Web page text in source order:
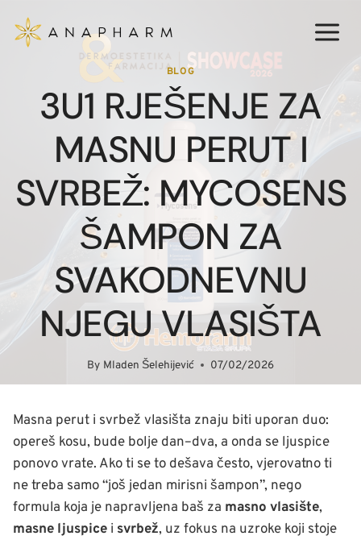
content
BLOG
3U1 RJEŠENJE ZA
MASNU PERUT I
SVRBEŽ: MYCOSENS
ŠAMPON ZA
SVAKODNEVNU
NJEGU VLASIŠTA
By Mladen Šelehijević 07/02/2026
Masna perut i svrbež vlasišta znaju biti uporan duo:
opereš kosu, bude bolje dan–dva, a onda se ljuspice
ponovo vrate. Ako ti se to dešava često, vjerovatno ti
ne treba samo “još jedan mirisni šampon”, nego
formula koja je napravljena baš za masno vlasište,
masne ljuspice i svrbež, uz fokus na uzroke koji stoje